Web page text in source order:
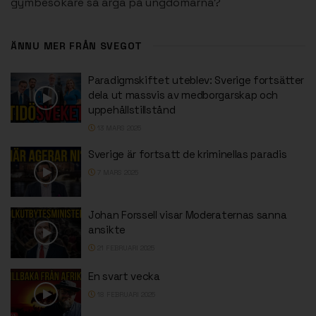
ÄNNU MER FRÅN SVEGOT
Paradigmskiftet uteblev: Sverige fortsätter
dela ut massvis av medborgarskap och
uppehållstillstånd
Sverige är fortsatt de kriminellas paradis
Johan Forssell visar Moderaternas sanna
ansikte
En svart vecka